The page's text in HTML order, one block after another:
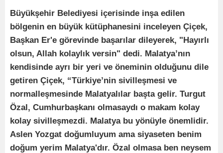
Büyükşehir Belediyesi içerisinde inşa edilen
bölgenin en büyük kütüphanesini inceleyen Çiçek,
Başkan Er'e görevinde başarılar dileyerek, "Hayırlı
olsun, Allah kolaylık versin" dedi. Malatya’nın
kendisinde ayrı bir yeri ve öneminin olduğunu dile
getiren Çiçek, “Türkiye’nin sivilleşmesi ve
normalleşmesinde Malatyalılar başta gelir. Turgut
Özal, Cumhurbaşkanı olmasaydı o makam kolay
kolay sivilleşmezdi. Malatya bu yönüyle önemlidir.
Aslen Yozgat doğumluyum ama siyaseten benim
doğum yerim Malatya'dır. Özal olmasa ben neysem